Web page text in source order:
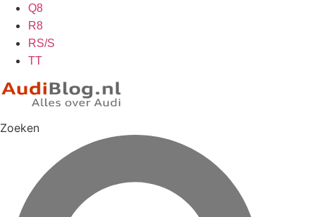
Q8
R8
RS/S
TT
Zoeken